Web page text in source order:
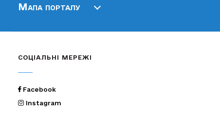
Мапа порталу
СОЦІАЛЬНІ МЕРЕЖІ
Facebook
Instagram